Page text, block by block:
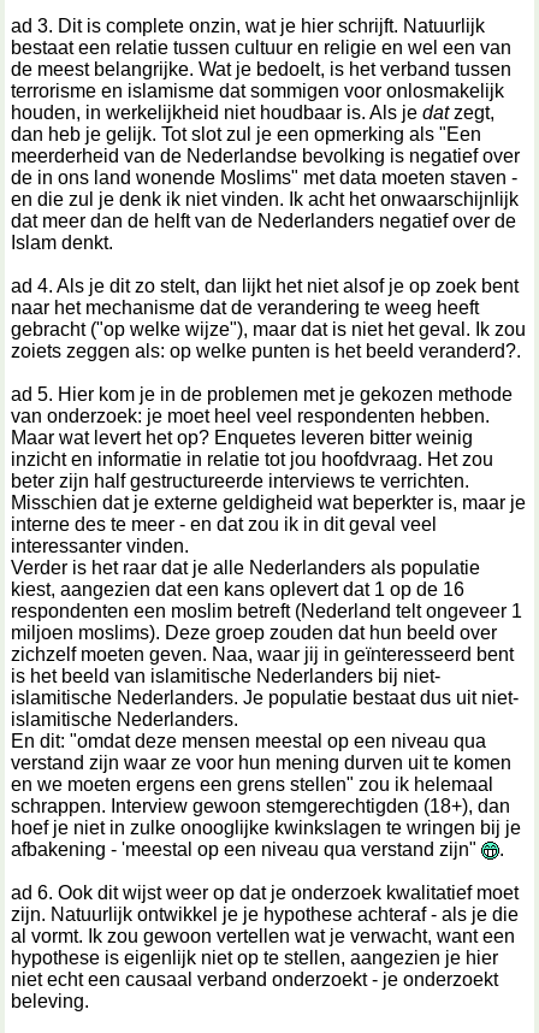
ad 3. Dit is complete onzin, wat je hier schrijft. Natuurlijk
bestaat een relatie tussen cultuur en religie en wel een van
de meest belangrijke. Wat je bedoelt, is het verband tussen
terrorisme en islamisme dat sommigen voor onlosmakelijk
houden, in werkelijkheid niet houdbaar is. Als je datzegt,
dan heb je gelijk. Tot slot zul je een opmerking als "Een
meerderheid van de Nederlandse bevolking is negatief over
de in ons land wonende Moslims" met data moeten staven -
en die zul je denk ik niet vinden. Ik acht het onwaarschijnlijk
dat meer dan de helft van de Nederlanders negatief over de
Islam denkt.
ad 4. Als je dit zo stelt, dan lijkt het niet alsof je op zoek bent
naar het mechanisme dat de verandering te weeg heeft
gebracht ("op welke wijze"), maar dat is niet het geval. Ik zou
zoiets zeggen als: op welke punten is het beeld veranderd?.
ad 5. Hier kom je in de problemen met je gekozen methode
van onderzoek: je moet heel veel respondenten hebben.
Maar wat levert het op? Enquetes leveren bitter weinig
inzicht en informatie in relatie tot jou hoofdvraag. Het zou
beter zijn half gestructureerde interviews te verrichten.
Misschien dat je externe geldigheid wat beperkter is, maar je
interne des te meer - en dat zou ik in dit geval veel
interessanter vinden.
Verder is het raar dat je alle Nederlanders als populatie
kiest, aangezien dat een kans oplevert dat 1 op de 16
respondenten een moslim betreft (Nederland telt ongeveer 1
miljoen moslims). Deze groep zouden dat hun beeld over
zichzelf moeten geven. Naa, waar jij in geïnteresseerd bent
is het beeld van islamitische Nederlanders bij niet-
islamitische Nederlanders. Je populatie bestaat dus uit niet-
islamitische Nederlanders.
En dit: "omdat deze mensen meestal op een niveau qua
verstand zijn waar ze voor hun mening durven uit te komen
en we moeten ergens een grens stellen" zou ik helemaal
schrappen. Interview gewoon stemgerechtigden (18+), dan
hoef je niet in zulke onooglijke kwinkslagen te wringen bij je
afbakening - 'meestal op een niveau qua verstand zijn"
.
ad 6. Ook dit wijst weer op dat je onderzoek kwalitatief moet
zijn. Natuurlijk ontwikkel je je hypothese achteraf - als je die
al vormt. Ik zou gewoon vertellen wat je verwacht, want een
hypothese is eigenlijk niet op te stellen, aangezien je hier
niet echt een causaal verband onderzoekt - je onderzoekt
beleving.